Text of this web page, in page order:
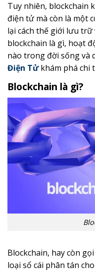
Tuy nhiên, blockchain
điện tử mà còn là một
lại cách thế giới lưu trữ
blockchain là gì, hoạt
nào trong đời sống và
Điện Tửkhám phá chi
Blockchain là gì?
Blockchain, hay còn
loại sổ cái phân tán